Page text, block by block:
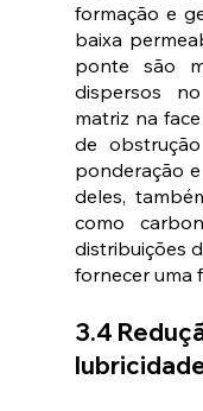
formação e
baixa
ponte são
dispersos
matriz na
de
ponderação
deles,
como
distribuições
fornecer uma
3.4